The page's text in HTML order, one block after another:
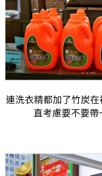
連洗衣精都加了竹炭
直考慮要不要帶